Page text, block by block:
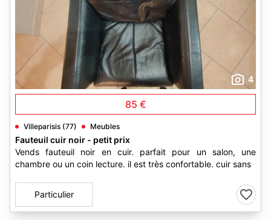
4
85 €
Villeparisis (77) Meubles
Fauteuil cuir noir - petit prix
Vends fauteuil noir en cuir. parfait pour un salon, une
chambre ou un coin lecture. il est très confortable. cuir sans
Particulier